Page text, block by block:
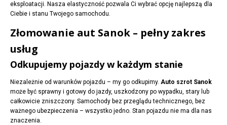
eksploatacji. Nasza elastyczność pozwala Ci wybrać opcję najlepszą dla
Ciebie i stanu Twojego samochodu.
Złomowanie aut Sanok – pełny zakres
usług
Odkupujemy pojazdy w każdym stanie
Niezależnie od warunków pojazdu – my go odkupimy. Auto szrot Sanok
może być sprawny i gotowy do jazdy, uszkodzony po wypadku, stary lub
całkowicie zniszczony. Samochody bez przeglądu technicznego, bez
ważnego ubezpieczenia – wszystko jedno. Stan pojazdu nie ma dla nas
znaczenia.